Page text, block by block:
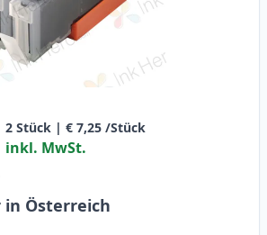
2 Stück | € 7,25 /Stück
inkl. MwSt.
in Österreich